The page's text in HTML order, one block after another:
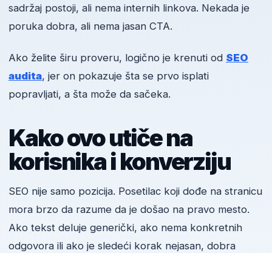
sadržaj postoji, ali nema internih linkova. Nekada je
poruka dobra, ali nema jasan CTA.
Ako želite širu proveru, logično je krenuti od SEO
audita, jer on pokazuje šta se prvo isplati
popravljati, a šta može da sačeka.
Kako ovo utiče na
korisnika i konverziju
SEO nije samo pozicija. Posetilac koji dođe na stranicu
mora brzo da razume da je došao na pravo mesto.
Ako tekst deluje generički, ako nema konkretnih
odgovora ili ako je sledeći korak nejasan, dobra